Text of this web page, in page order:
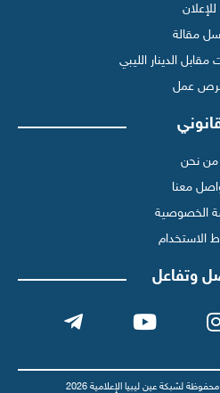
للإعلان
مقالة
مقابل الدينار الليبي
عمل
من نحن
معنا
الخصوصية
الاستخدام
وتفاعل
لشبكة عين ليبيا الإعلامية 2026